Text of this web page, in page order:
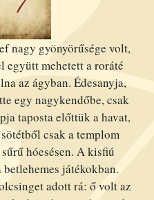
nagy gyönyörűsége volt,
együtt mehetett a roráté
az ágyban. Édesanyja,
egy nagykendőbe, csak
taposta előttük a havat,
csak a templom
hóesésen. A kisfiú
játékokban.
adott rá: ő volt az